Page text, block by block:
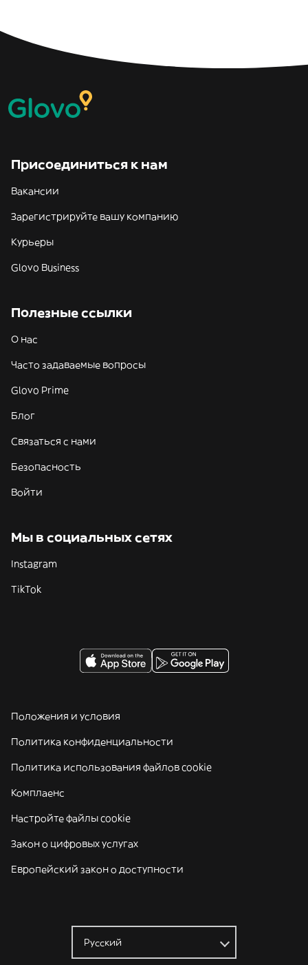
Присоединиться к нам
Вакансии
Зарегистрируйте вашу компанию
Курьеры
Glovo Business
Полезные ссылки
О нас
Часто задаваемые вопросы
Glovo Prime
Блог
Связаться с нами
Безопасность
Войти
Мы в социальных сетях
Instagram
TikTok
Положения и условия
Политика конфиденциальности
Политика использования файлов cookie
Комплаенс
Настройте файлы cookie
Закон о цифровых услугах
Европейский закон о доступности